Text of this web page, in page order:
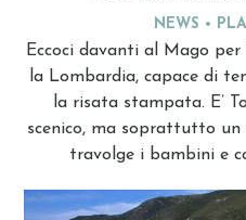
NEWS
Eccoci davanti al Mago
la Lombardia, capace di
la risata stampata. E’
scenico, ma soprattutto un
travolge i bambini e